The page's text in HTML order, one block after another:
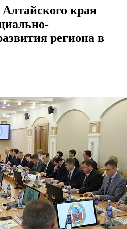
края
региона в